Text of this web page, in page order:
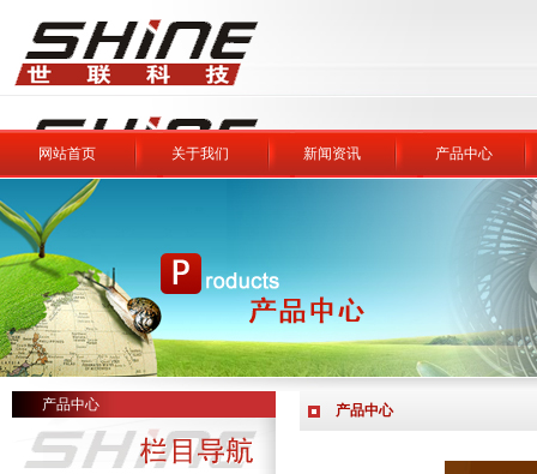
网站首页 关于我们 新闻资讯 产品中心
产品中心 产品中心